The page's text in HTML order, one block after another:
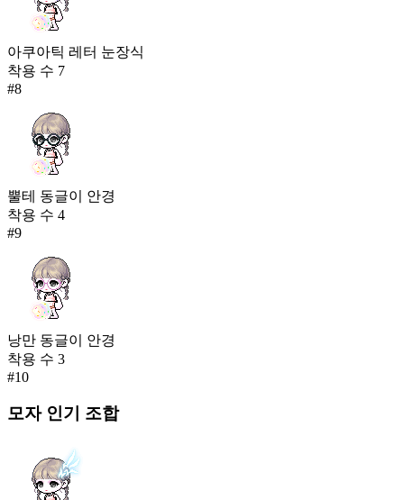
아쿠아틱 레터 눈장식
착용 수 7
#8
뿔테 동글이 안경
착용 수 4
#9
낭만 동글이 안경
착용 수 3
#10
모자인기 조합